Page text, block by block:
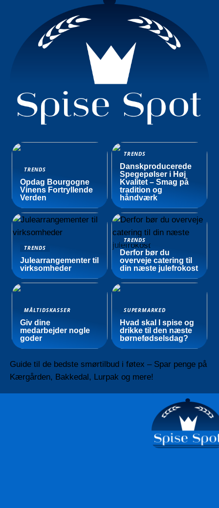
TRENDS
Opdag Bourgogne
Vinens Fortryllende
Verden
TRENDS
Danskproducerede
Spegepølser i Høj
Kvalitet – Smag på
tradition og
håndværk
TRENDS
Julearrangementer til
virksomheder
TRENDS
Derfor bør du
overveje catering til
din næste julefrokost
MÅLTIDSKASSER
Giv dine
medarbejder nogle
goder
SUPERMARKED
Hvad skal I spise og
drikke til den næste
børnefødselsdag?
Guide til de bedste smørtilbud i føtex – Spar penge på
Kærgården, Bakkedal, Lurpak og mere!